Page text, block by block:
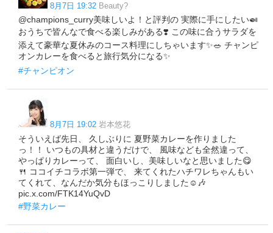
8月7日 19:32 Beauty?
@champions_curry美味しいよ！と評判の 実際に手にしたい🍛
おうちで皆んなで食べる楽しみがある❣️ この味に合うサラダを
添えて豪華な夏休みのコース料理にしちゃいます✨🥗 チャンピ
オンカレーを食べると旅行気分になる✨
#チャンピオン
8月7日 19:02 岩本悠花
そういえば先日、 久しぶりに 夏野菜カレーを作りました
っ！！ いつもの具材と違うだけで、 風味なども全然違って、
やっぱりカレーって、 面白いし、美味しいなと思いました😋
🍴 ココイチコラボ第一弾で、 来てくれたハチワレちゃんもい
てくれて、なんだか気分もほっこりしました☺️🎶
pic.x.com/FTK14YuQvD
#野菜カレー